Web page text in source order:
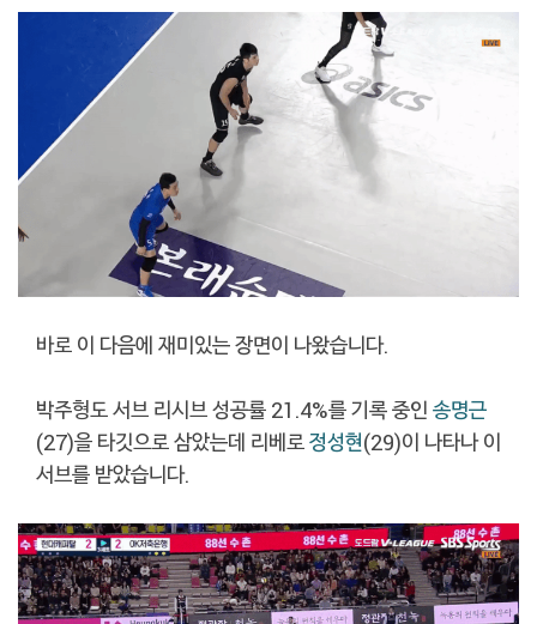
바로 이 다음에 재미있는 장면이 나왔습니다.
박주형도 서브 리시브 성공률 21.4%를 기록 중인 송명근
(27)을 타깃으로 삼았는데 리베로정성현(29)이 나타나 이
서브를 받았습니다.